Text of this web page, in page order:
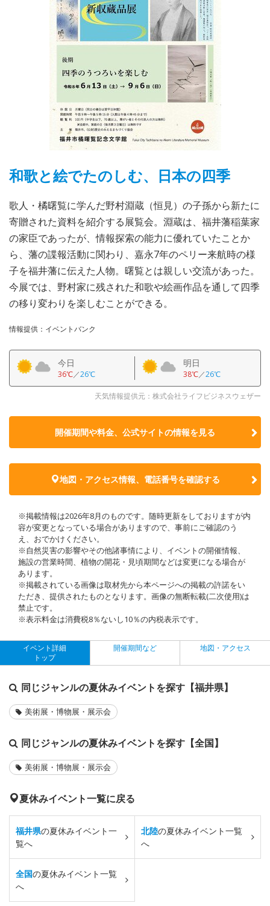
和歌と絵でたのしむ、日本の四季
歌人・橘曙覧に学んだ野村淵蔵（恒見）の子孫から新たに
寄贈された資料を紹介する展覧会。淵蔵は、福井藩稲葉家
の家臣であったが、情報探索の能力に優れていたことか
ら、藩の諜報活動に関わり、嘉永7年のペリー来航時の様
子を福井藩に伝えた人物。曙覧とは親しい交流があった。
今展では、野村家に残された和歌や絵画作品を通して四季
の移り変わりを楽しむことができる。
情報提供：イベントバンク
今日
36℃／26℃
明日
38℃／26℃
天気情報提供元：株式会社ライフビジネスウェザー
開催期間や料金、公式サイトの情報を見る
地図・アクセス情報、電話番号を確認する
※掲載情報は2026年8月のものです。随時更新をしておりますが内
容が変更となっている場合がありますので、事前にご確認のう
え、おでかけください。
※自然災害の影響やその他諸事情により、イベントの開催情報、
施設の営業時間、植物の開花・見頃期間などは変更になる場合が
あります。
※掲載されている画像は取材先から本ページへの掲載の許諾をい
ただき、提供されたものとなります。画像の無断転載(二次使用)は
禁止です。
※表示料金は消費税8％ないし10％の内税表示です。
イベント詳細
トップ
開催期間など 地図・アクセス
同じジャンルの夏休みイベントを探す【福井県】
美術展・博物展・展示会
同じジャンルの夏休みイベントを探す【全国】
美術展・博物展・展示会
夏休みイベント一覧に戻る
福井県の夏休みイベント一
覧へ
北陸の夏休みイベント一覧
へ
全国の夏休みイベント一覧
へ